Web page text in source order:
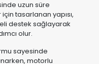
sayesinde
motorlu
ihtiyaçlarına